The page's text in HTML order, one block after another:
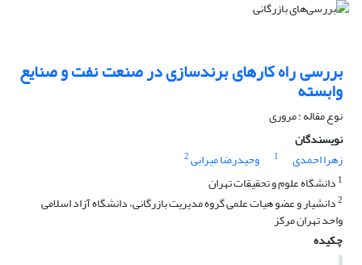
بررسی راه کارهای برندسازی در صنعت نفت و صنایع
وابسته
نوع مقاله : مروری
نویسندگان
زهرا احمدی
1 وحیدرضا میرابی2
1 دانشگاه علوم و تحقیقات تهران
2دانشیار و عضو هیات علمی گروه مدیریت بازرگانی، دانشگاه آزاد اسلامی
واحد تهران مرکز
چکیده